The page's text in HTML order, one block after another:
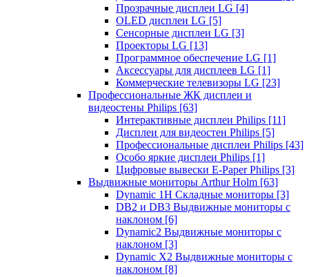
Прозрачные дисплеи LG [4]
OLED дисплеи LG [5]
Сенсорные дисплеи LG [3]
Проекторы LG [13]
Программное обеспечение LG [1]
Аксессуары для дисплеев LG [1]
Коммерческие телевизоры LG [23]
Профессиональные ЖК дисплеи и
видеостены Philips [63]
Интерактивные дисплеи Philips [11]
Дисплеи для видеостен Philips [5]
Профессиональные дисплеи Philips [43]
Особо яркие дисплеи Philips [1]
Цифровые вывески E-Paper Philips [3]
Выдвижные мониторы Arthur Holm [63]
Dynamic 1Н Складные мониторы [3]
DB2 и DB3 Выдвижные мониторы с
наклоном [6]
Dynamic2 Выдвижные мониторы с
наклоном [3]
Dynamic X2 Выдвижные мониторы с
наклоном [8]